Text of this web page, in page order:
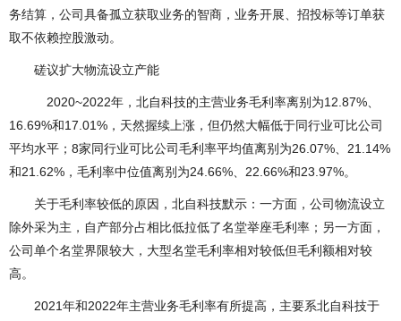
务结算，公司具备孤立获取业务的智商，业务开展、招投标等订单获
取不依赖控股激动。
磋议扩大物流设立产能
2020~2022年，北自科技的主营业务毛利率离别为12.87%、
16.69%和17.01%，天然握续上涨，但仍然大幅低于同行业可比公司
平均水平；8家同行业可比公司毛利率平均值离别为26.07%、21.14%
和21.62%，毛利率中位值离别为24.66%、22.66%和23.97%。
关于毛利率较低的原因，北自科技默示：一方面，公司物流设立
除外采为主，自产部分占相比低拉低了名堂举座毛利率；另一方面，
公司单个名堂界限较大，大型名堂毛利率相对较低但毛利额相对较
高。
2021年和2022年主营业务毛利率有所提高，主要系北自科技于